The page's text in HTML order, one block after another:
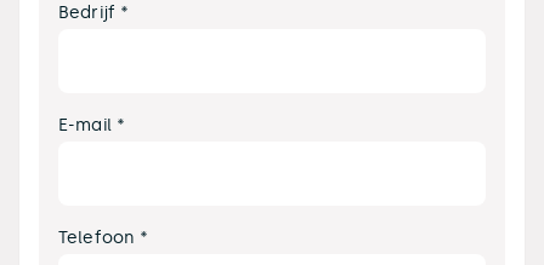
Bedrijf *
E-mail *
Telefoon *